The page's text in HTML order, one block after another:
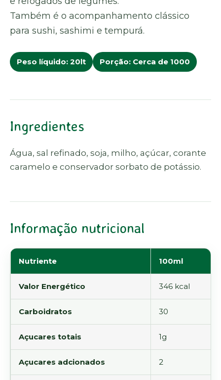
Também é o acompanhamento clássico
para sushi, sashimi e tempurá.
Peso líquido: 20lt Porção: Cerca de 1000
Ingredientes
Água, sal refinado, soja, milho, açúcar, corante
caramelo e conservador sorbato de potássio.
Informação nutricional
Nutriente 100ml
Valor Energético 346 kcal
Carboidratos 30
Açucares totais 1g
Açucares adcionados 2